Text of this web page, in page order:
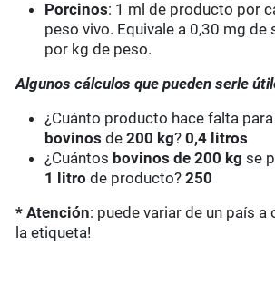
Porcinos: 1 ml de producto por
peso vivo. Equivale a 0,30 mg de
por kg de peso.
Algunos cálculos que pueden serle
¿Cuánto producto hace falta
bovinosde200 kg?0,4 litros
¿Cuántos bovinos de 200 kg se
1 litro de producto?250
* Atención: puede variar de un país a
la etiqueta!